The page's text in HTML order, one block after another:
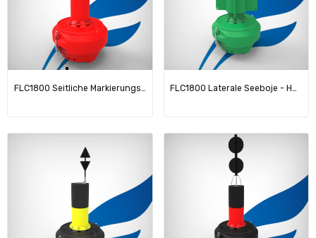
FLC1800 Seitliche Markierungsboje FLC1800 Laterale Seeboje - Hohe Sichtbarkeit